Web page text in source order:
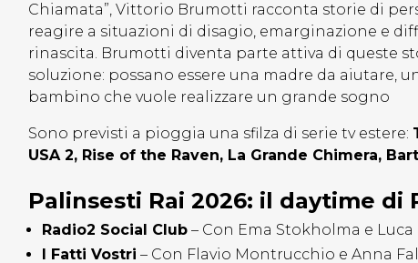
Chiamata”, Vittorio Brumotti racconta storie di
reagire a situazioni di disagio, emarginazione e
rinascita. Brumotti diventa parte attiva di queste
soluzione: possano essere una madre da aiutare,
bambino che vuole realizzare un grande sogno
Sono previsti a pioggia una sfilza di serie tv estere:
USA 2, Rise of the Raven, La Grande Chimera,
Palinsesti Rai 2026: il daytime di
Radio2 Social Club – Con Ema Stokholma e
I Fatti Vostri – Con Flavio Montrucchio e Anna